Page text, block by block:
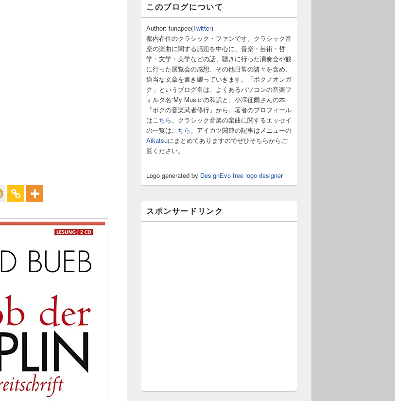
ン
サ
イ
バ
ー
ウ
ィ
ジ
エ
リ
ア
このブログについて
Author: funapee(Twitter)
都内在住のクラシック・ファンです。クラシック音
楽の楽曲に関する話題を中心に、音楽・芸術・哲
学・文学・美学などの話、聴きに行った演奏会や観
に行った展覧会の感想、その他日常の諸々を含め、
適当な文章を書き綴っていきます。「ボクノオンガ
ク」というブログ名は、よくあるパソコンの音楽フ
ォルダ名“My Music”の和訳と、小澤征爾さんの本
『ボクの音楽武者修行』から。著者のプロフィール
は こちら 。クラシック音楽の楽曲に関するエッセイ
の一覧は こちら 。アイカツ関連の記事はメニューの
Aikatsuにまとめてありますのでぜひそちらからご
覧ください。
Logo generated by DesignEvo free logo designer
スポンサードリンク